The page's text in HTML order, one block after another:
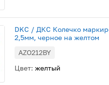
DKC / ДКС Колечко
2,5мм, черное на желтом
AZO212BY
Цвет: желтый